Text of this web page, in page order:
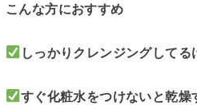
こんな方におすすめ
しっかりクレンジングしてる
すぐ化粧水をつけないと乾燥